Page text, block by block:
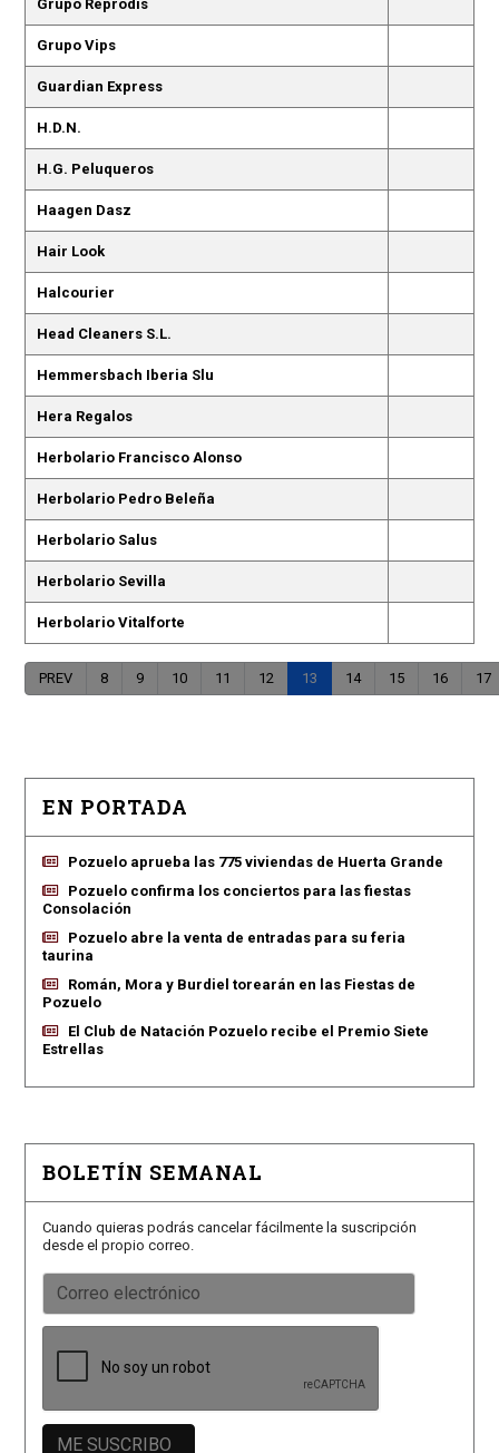
Grupo Reprodis
Grupo Vips
Guardian Express
H.D.N.
H.G. Peluqueros
Haagen Dasz
Hair Look
Halcourier
Head Cleaners S.L.
Hemmersbach Iberia Slu
Hera Regalos
Herbolario Francisco Alonso
Herbolario Pedro Beleña
Herbolario Salus
Herbolario Sevilla
Herbolario Vitalforte
PREV 8 9 10 11 12 13 14 15 16 17
EN PORTADA
Pozuelo aprueba las 775 viviendas de Huerta Grande
Pozuelo confirma los conciertos para las fiestas
Consolación
Pozuelo abre la venta de entradas para su feria
taurina
Román, Mora y Burdiel torearán en las Fiestas de
Pozuelo
El Club de Natación Pozuelo recibe el Premio Siete
Estrellas
BOLETÍN SEMANAL
Cuando quieras podrás cancelar fácilmente la suscripción
desde el propio correo.